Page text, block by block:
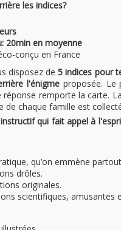
les indices?
20min en moyenne
conçu en France
disposez de5 indices pour
l'énigme proposée. Le
réponse remporte la carte.
de chaque famille est
qui fait appel à
qu’on emmène
drôles.
originales.
scientifiques, amusantes